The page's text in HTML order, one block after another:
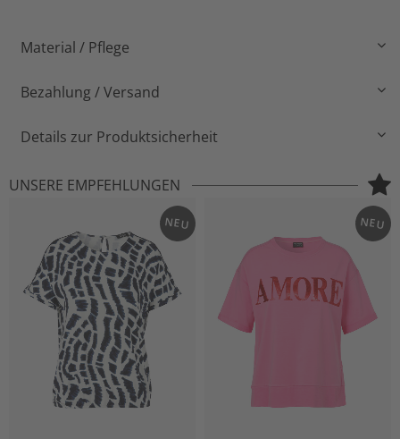
Material / Pflege
Bezahlung / Versand
Details zur Produktsicherheit
UNSERE EMPFEHLUNGEN
NEU NEU